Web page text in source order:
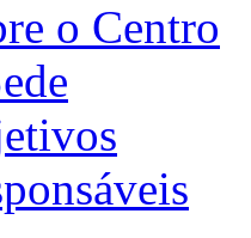
o Centro